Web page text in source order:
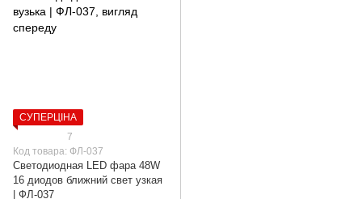
СУПЕРЦІНА
7
Код товара: ФЛ-037
Светодиодная LED фара 48W
16 диодов ближний свет узкая
| ФЛ-037